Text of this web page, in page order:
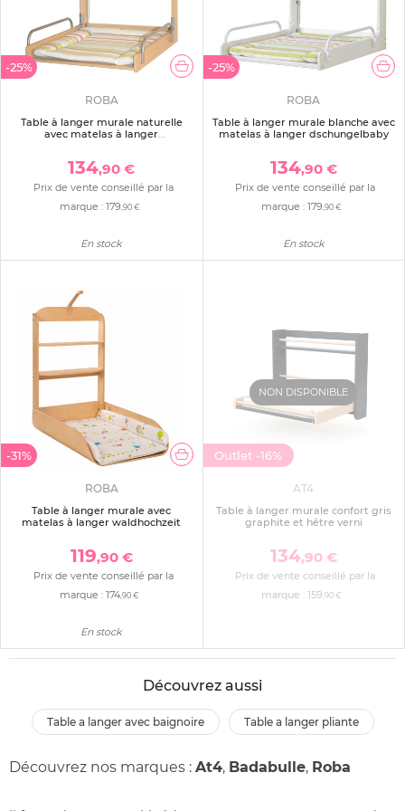
-25%
ROBA
Table à langer murale naturelle
avec matelas à langer
134,90 €
Prix de vente conseillé par la
marque : 179,90 €
En stock
-25%
ROBA
Table à langer murale blanche avec
matelas à langer dschungelbaby
134,90 €
Prix de vente conseillé par la
marque :179,90 €
En stock
-31%
ROBA
Table à langer murale avec
matelas à langer waldhochzeit
119,90 €
Prix de vente conseillé par la
marque :174,90 €
En stock
NON DISPONIBLE
Outlet -16%
AT4
Table à langer murale confort gris
graphite et hêtre verni
134,90 €
Prix de vente conseillé par la
marque :159,90 €
Découvrez aussi
table a langer avec baignoire table a langer pliante
Découvrez nos marques : At4, Badabulle, Roba